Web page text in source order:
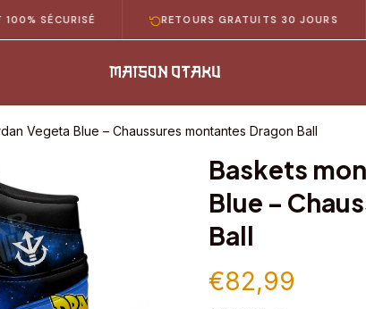
RETOURS GRATUITS 30 JOURS
Vegeta Blue – Chaussures montantes Dragon Ball
Baskets
Blue –
Ball
€82,99